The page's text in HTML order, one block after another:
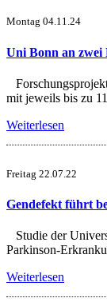
Montag 04.11.24
Uni Bonn an zwei
mit jeweils bis zu
Weiterlesen
Freitag 22.07.22
Gendefekt führt
Studie der
Parkinson-
Weiterlesen